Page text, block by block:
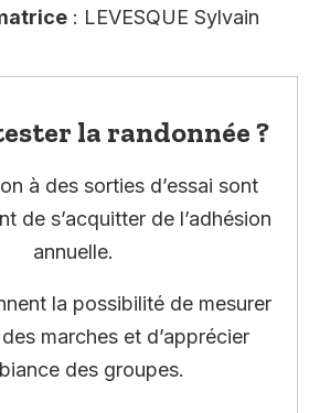
: LEVESQUE Sylvain
la randonnée ?
à des sorties d’essai sont
de s’acquitter de l’adhésion
annuelle.
la possibilité de mesurer
marches et d’apprécier
des groupes.